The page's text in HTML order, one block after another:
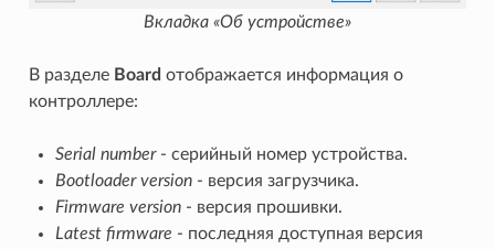
Вкладка «Об устройстве»
В разделе Board отображается информация о
контроллере:
Serial number- серийный номер устройства.
Bootloader version- версия загрузчика.
Firmware version- версия прошивки.
Latest firmware - последняя доступная версия